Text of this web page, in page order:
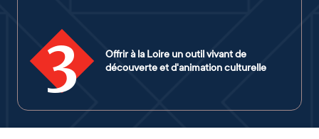
3
Offrir à la Loire un outil vivant de
découverte et d'animation culturelle